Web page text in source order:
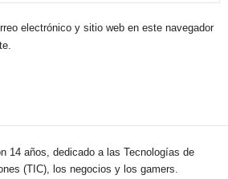
electrónico y sitio web en este navegador
14 años, dedicado a las Tecnologías de
(TIC), los negocios y los gamers.